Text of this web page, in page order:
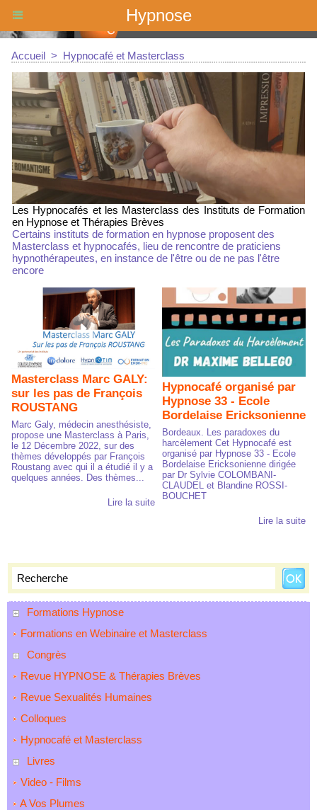
Hypnose
Formations Hypnose
Formations en Webinaire et Masterclass
Congrès
Revue HYPNOSE & Thérapies Brèves
Revue Sexualités Humaines
Colloques
Hypnocafé et Masterclass
Livres
Video - Films
A Vos Plumes
Accueil > Hypnocafé et Masterclass
Les Hypnocafés et les Masterclass des Instituts de Formation
en Hypnose et Thérapies Brèves
Certains instituts de formation en hypnose proposent des
Masterclass et hypnocafés, lieu de rencontre de praticiens
hypnothérapeutes, en instance de l'être ou de ne pas l'être
encore
Masterclass Marc GALY:
sur les pas de François
ROUSTANG
Marc Galy, médecin anesthésiste,
propose une Masterclass à Paris,
le 12 Décembre 2022, sur des
thèmes développés par François
Roustang avec qui il a étudié il y a
quelques années. Des thèmes...
Lire la suite
Hypnocafé organisé par
Hypnose 33 - Ecole
Bordelaise Ericksonienne
Bordeaux. Les paradoxes du
harcèlement Cet Hypnocafé est
organisé par Hypnose 33 - Ecole
Bordelaise Ericksonienne dirigée
par Dr Sylvie COLOMBANI-
CLAUDEL et Blandine ROSSI-
BOUCHET
Lire la suite